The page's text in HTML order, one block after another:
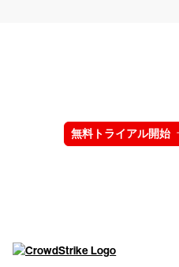
無料トライアル開始